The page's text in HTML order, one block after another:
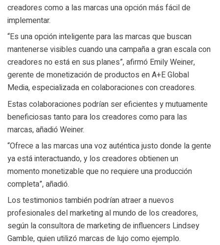
creadores como a las marcas una opción más fácil de
implementar.
“Es una opción inteligente para las marcas que buscan
mantenerse visibles cuando una campaña a gran escala con
creadores no está en sus planes”, afirmó Emily Weiner,
gerente de monetización de productos en A+E Global
Media, especializada en colaboraciones con creadores.
Estas colaboraciones podrían ser eficientes y mutuamente
beneficiosas tanto para los creadores como para las
marcas, añadió Weiner.
“Ofrece a las marcas una voz auténtica justo donde la gente
ya está interactuando, y los creadores obtienen un
momento monetizable que no requiere una producción
completa”, añadió.
Los testimonios también podrían atraer a nuevos
profesionales del marketing al mundo de los creadores,
según la consultora de marketing de influencers Lindsey
Gamble, quien utilizó marcas de lujo como ejemplo.